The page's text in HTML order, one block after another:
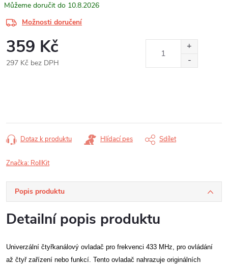
10.8.2026
Možnosti doručení
359 Kč
297 Kč bez DPH
Dotaz k produktu Hlídací pes Sdílet
Značka: RollKit
Popis produktu
Detailní popis produktu
Univerzální čtyřkanálový ovladač pro frekvenci 433 MHz, pro ovládání
až čtyř zařízení nebo funkcí. Tento ovladač nahrazuje originálních